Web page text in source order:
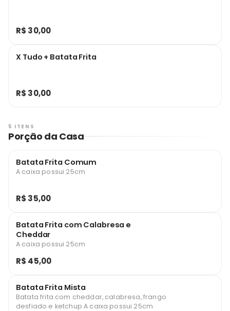
R$ 30,00
X Tudo + Batata Frita
R$ 30,00
5 ITENS
Porção da Casa
Batata Frita Comum
A caixa possui 25cm
R$ 35,00
Batata Frita com Calabresa e
Cheddar
A caixa possui 25cm
R$ 45,00
Batata Frita Mista
Batata frita com cheddar, calabresa, frango
desfiado e ketchup A caixa possui 25cm